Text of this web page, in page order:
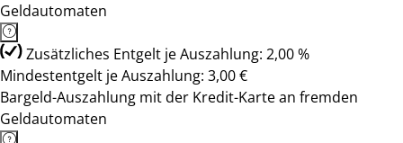
Geldautomaten
Zusätzliches Entgelt je Auszahlung: 2,00 %
Mindestentgelt je Auszahlung: 3,00 €
Bargeld-Auszahlung mit der Kredit-Karte an fremden
Geldautomaten